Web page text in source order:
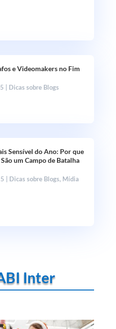
e Videomakers no Fim
Dicas sobre Blogs
Sensível do Ano: Por que
um Campo de Batalha
Dicas sobre Blogs, Mídia
Inter